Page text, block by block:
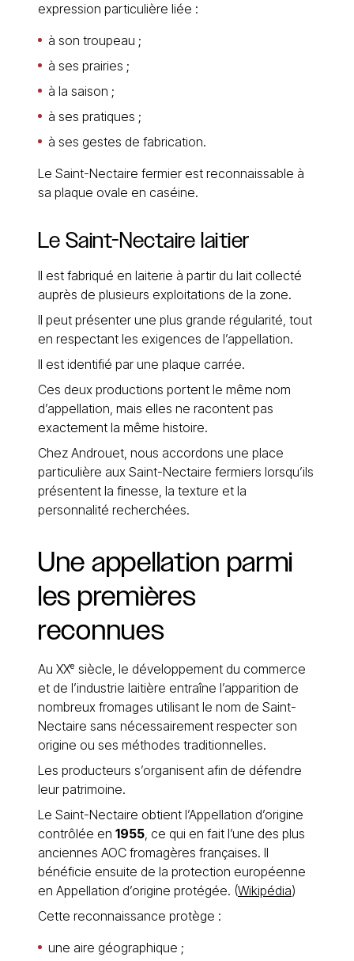
expression particulière liée :
à son troupeau ;
à ses prairies ;
à la saison ;
à ses pratiques ;
à ses gestes de fabrication.
Le Saint-Nectaire fermier est reconnaissable à
sa plaque ovale en caséine.
Le Saint-Nectaire laitier
Il est fabriqué en laiterie à partir du lait collecté
auprès de plusieurs exploitations de la zone.
Il peut présenter une plus grande régularité, tout
en respectant les exigences de l’appellation.
Il est identifié par une plaque carrée.
Ces deux productions portent le même nom
d’appellation, mais elles ne racontent pas
exactement la même histoire.
Chez Androuet, nous accordons une place
particulière aux Saint-Nectaire fermiers lorsqu’ils
présentent la finesse, la texture et la
personnalité recherchées.
Une appellation parmi
les premières
reconnues
Au XXᵉ siècle, le développement du commerce
et de l’industrie laitière entraîne l’apparition de
nombreux fromages utilisant le nom de Saint-
Nectaire sans nécessairement respecter son
origine ou ses méthodes traditionnelles.
Les producteurs s’organisent afin de défendre
leur patrimoine.
Le Saint-Nectaire obtient l’Appellation d’origine
contrôlée en 1955, ce qui en fait l’une des plus
anciennes AOC fromagères françaises. Il
bénéficie ensuite de la protection européenne
en Appellation d’origine protégée. (Wikipédia)
Cette reconnaissance protège :
une aire géographique ;